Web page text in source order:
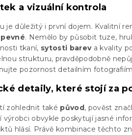
a vizuální kontrola
je důležitý i první dojem. Kvalitní
. Nemělo by působit tuze,
tkaní, sytosti bareva kvality
strukturu, pravděpodobně
pozornost detailním
detaily, které stojí za
zohlednit také původ, pověst
výrobci obvykle poskytují jasné
hlásí. Právě kombinace těchto